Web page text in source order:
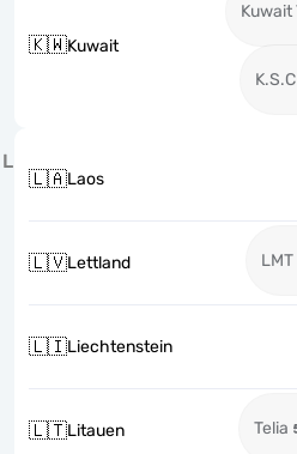
🇰🇼Kuwait
Kuwait
L
🇱🇦Laos
🇱🇻Lettland LMT
🇱🇮Liechtenstein
🇱🇹Litauen Telia